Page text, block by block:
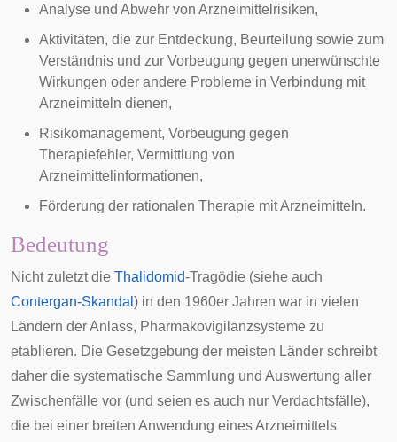
Analyse und Abwehr von Arzneimittelrisiken,
Aktivitäten, die zur Entdeckung, Beurteilung sowie zum
Verständnis und zur Vorbeugung gegen unerwünschte
Wirkungen oder andere Probleme in Verbindung mit
Arzneimitteln dienen,
Risikomanagement, Vorbeugung gegen
Therapiefehler, Vermittlung von
Arzneimittelinformationen,
Förderung der rationalen Therapie mit Arzneimitteln.
Bedeutung
Nicht zuletzt die Thalidomid-Tragödie (siehe auch
Contergan-Skandal ) in den 1960er Jahren war in vielen
Ländern der Anlass, Pharmakovigilanzsysteme zu
etablieren. Die Gesetzgebung der meisten Länder schreibt
daher die systematische Sammlung und Auswertung aller
Zwischenfälle vor (und seien es auch nur Verdachtsfälle),
die bei einer breiten Anwendung eines Arzneimittels